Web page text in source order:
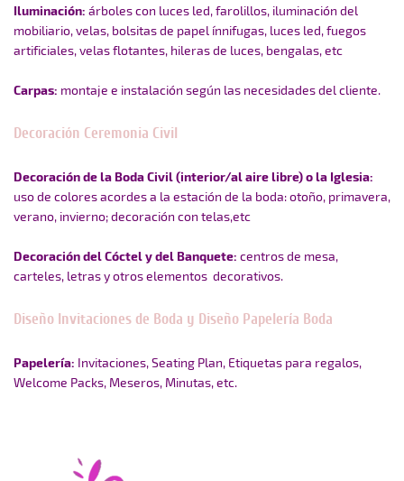
Iluminación: árboles con luces led,farolillos, iluminación del
mobiliario, velas, bolsitas de papel ínnifugas, luces led, fuegos
artificiales, velas flotantes, hileras de luces, bengalas, etc
Carpas: montaje e instalación según las necesidades del cliente.
Decoración Ceremonia Civil
Decoración de la Boda Civil (interior/al aire libre) o la Iglesia:
uso de colores acordes a la estación de la boda: otoño, primavera,
verano, invierno; decoración con telas,etc
Decoración del Cóctel y del Banquete: centros de mesa,
carteles, letras y otros elementos decorativos.
Diseño Invitaciones de Boda y Diseño Papelería Boda
Papelería: Invitaciones,Seating Plan, Etiquetas para regalos,
Welcome Packs, Meseros, Minutas, etc.